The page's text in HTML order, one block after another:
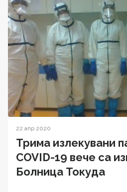
22 апр 2020
Трима излекувани
COVID-19 вече са
Болница Токуда